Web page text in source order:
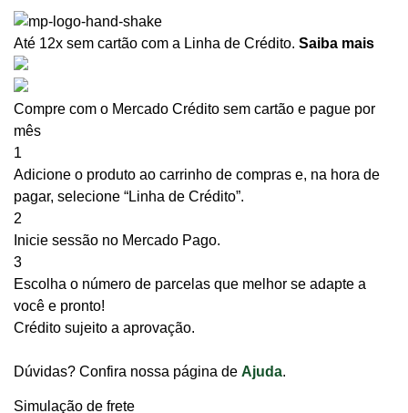
Até 12x sem cartão com a Linha de Crédito. Saiba mais
Compre com o Mercado Crédito sem cartão e pague por
mês
1
Adicione o produto ao carrinho de compras e, na hora de
pagar, selecione “Linha de Crédito”.
2
Inicie sessão no Mercado Pago.
3
Escolha o número de parcelas que melhor se adapte a
você e pronto!
Crédito sujeito a aprovação.
Dúvidas? Confira nossa página de Ajuda.
Simulação de frete